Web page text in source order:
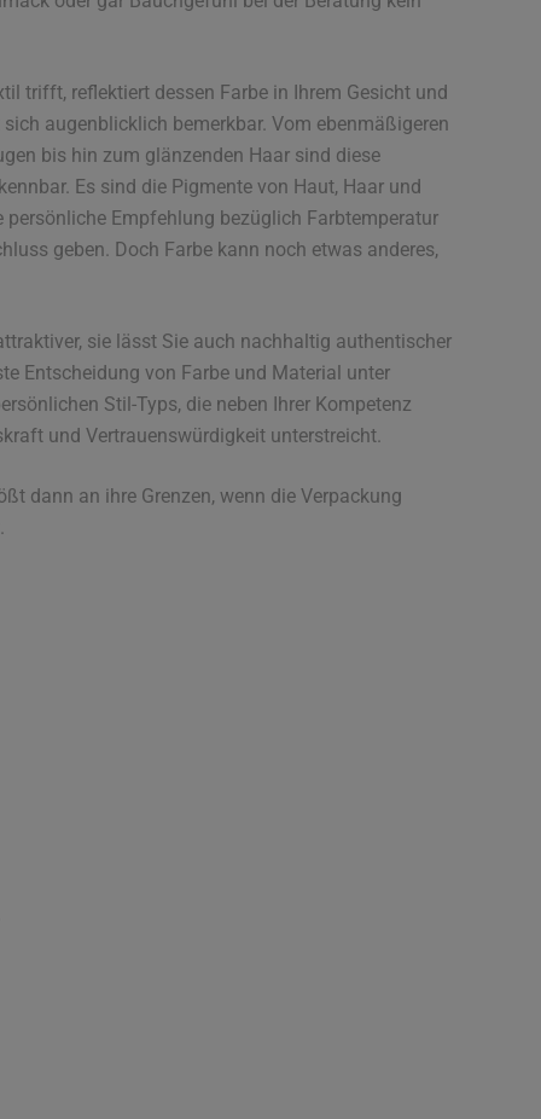
trifft, reflektiert dessen Farbe in Ihrem Gesicht und
augenblicklich bemerkbar. Vom ebenmäßigeren
bis hin zum glänzenden Haar sind diese
Es sind die Pigmente von Haut, Haar und
persönliche Empfehlung bezüglich Farbtemperatur
geben. Doch Farbe kann noch etwas anderes,
sie lässt Sie auch nachhaltig authentischer
Entscheidung von Farbe und Material unter
Stil-Typs, die neben Ihrer Kompetenz
und Vertrauenswürdigkeit unterstreicht.
dann an ihre Grenzen, wenn die Verpackung